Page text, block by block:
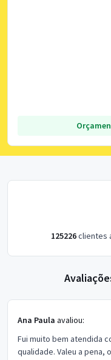
125226clientes
Ana Paula avaliou:
Fui muito bem atendida
qualidade. Valeu a pena,